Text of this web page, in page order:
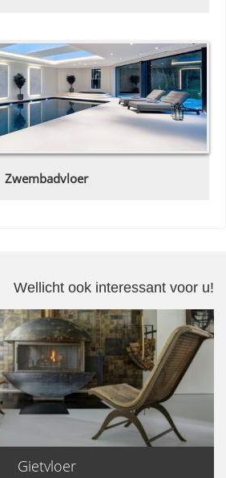
Zwembadvloer
Wellicht ook interessant voor u!
Gietvloer